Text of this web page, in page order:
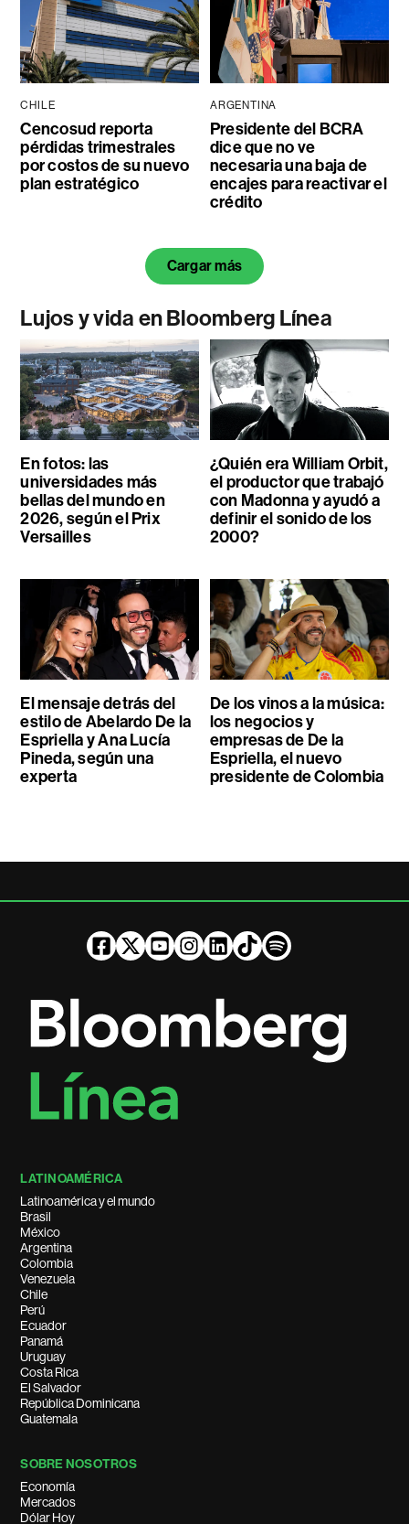
CHILE
Cencosud reporta
pérdidas trimestrales
por costos de su nuevo
plan estratégico
ARGENTINA
Presidente del BCRA
dice que no ve
necesaria una baja de
encajes para reactivar el
crédito
Cargar más
Lujos y vida en Bloomberg Línea
En fotos: las
universidades más
bellas del mundo en
2026, según el Prix
Versailles
¿Quién era William Orbit,
el productor que trabajó
con Madonna y ayudó a
definir el sonido de los
2000?
El mensaje detrás del
estilo de Abelardo De la
Espriella y Ana Lucía
Pineda, según una
experta
De los vinos a la música:
los negocios y
empresas de De la
Espriella, el nuevo
presidente de Colombia
LATINOAMÉRICA
Latinoamérica y el mundo
Brasil
México
Argentina
Colombia
Venezuela
Chile
Perú
Ecuador
Panamá
Uruguay
Costa Rica
El Salvador
República Dominicana
Guatemala
SOBRE NOSOTROS
Economía
Mercados
Dólar Hoy